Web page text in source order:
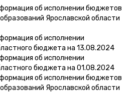
об исполнении бюджетов
Ярославской области
об исполнении
бюджета на 13.08.2024
об исполнении
бюджета на 01.08.2024
об исполнении бюджетов
Ярославской области